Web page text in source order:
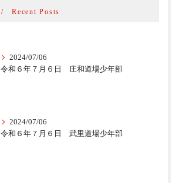
Recent Posts
2024/07/06
令和６年７月６日 庄和道場少年部
2024/07/06
令和６年７月６日 武里道場少年部